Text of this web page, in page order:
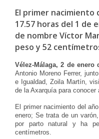
El primer nacimiento
17.57 horas del 1 de
de nombre Víctor
peso y 52
Vélez-Málaga,2 de enero
Antonio Moreno Ferrer,
e Igualdad, Zoila Martín,
de la Axarquía para conocer
El primer nacimiento del
enero; Se trata de un
por parto natural y ha
centímetros.